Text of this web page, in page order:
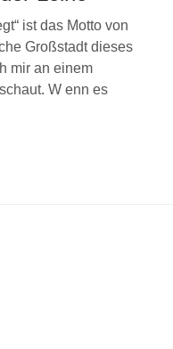
ist das Motto von
Großstadt dieses
mir an einem
W enn es